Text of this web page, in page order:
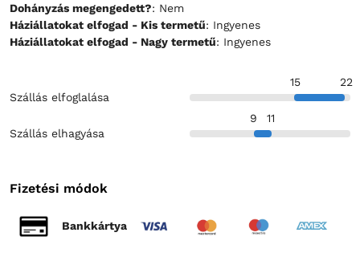
Dohányzás megengedett?
: Nem
Háziállatokat elfogad - Kis termetű
: Ingyenes
Háziállatokat elfogad - Nagy termetű
: Ingyenes
Szállás elfoglalása
15 22
Szállás elhagyása
9 11
Fizetési módok
Bankkártya